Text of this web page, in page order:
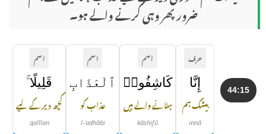
ضرور پھر وہی کرنے والے ہو۔
44:15
حرف
إِنَّا
بیشک ہم
innā
اسم
كَاشِفُوا۟
ہٹانے والے ہیں
kāshifū
اسم
ٱلْعَذَابِ
عذاب کو
l-ʿadhābi
اسم
قَلِيلًا ۚ
کچھ دیر کے لیے
qalīlan